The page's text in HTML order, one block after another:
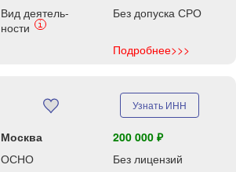
Вид деятель-
ности
i
Без допуска СРО
Подробнее>>>
Узнать ИНН
Москва
200 000 ₽
ОСНО
Без лицензий